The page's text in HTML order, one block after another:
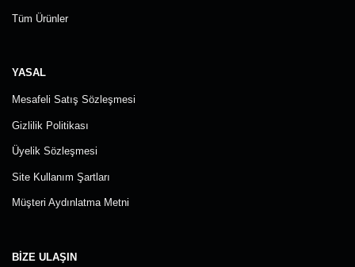
Tüm Ürünler
YASAL
Mesafeli Satış Sözleşmesi
Gizlilik Politikası
Üyelik Sözleşmesi
Site Kullanım Şartları
Müşteri Aydınlatma Metni
BIZE ULAŞIN